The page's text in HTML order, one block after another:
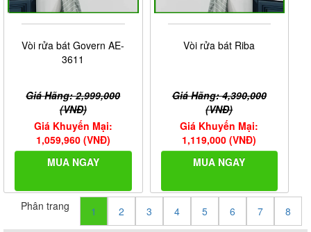
Vòi rửa bát Govern AE-
3611
Giá Hãng: 2,999,000
(VNĐ)
Giá Khuyến Mại:
1,059,960 (VNĐ)
MUA NGAY
Vòi rửa bát Riba
Giá Hãng: 4,390,000
(VNĐ)
Giá Khuyến Mại:
1,119,000 (VNĐ)
MUA NGAY
Phân trang 1 2 3 4 5 6 7 8